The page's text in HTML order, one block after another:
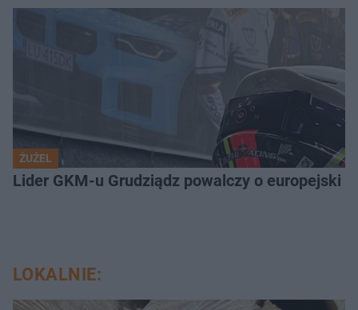
ŻUŻEL
Lider GKM-u Grudziądz powalczy o europejski
LOKALNIE: